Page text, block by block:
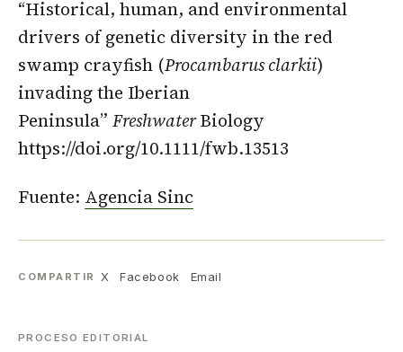
“Historical, human, and environmental
drivers of genetic diversity in the red
swamp crayfish (Procambarus clarkii)
invading the Iberian
Peninsula” FreshwaterBiology
https://doi.org/10.1111/fwb.13513
Fuente: Agencia Sinc
COMPARTIR X Facebook Email
PROCESO EDITORIAL